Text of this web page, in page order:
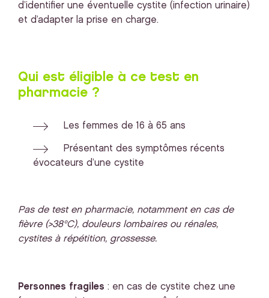
d’identifier une éventuelle cystite (infection urinaire)
et d’adapter la prise en charge.
Qui est éligible à ce test en
pharmacie ?
Les femmes de 16 à 65 ans
Présentant des symptômes récents
évocateurs d’une cystite
Pas de test en pharmacie, notamment en cas de
fièvre (>38°C), douleurs lombaires ou rénales,
cystites à répétition, grossesse.
Personnes fragiles : en cas de cystite chez une